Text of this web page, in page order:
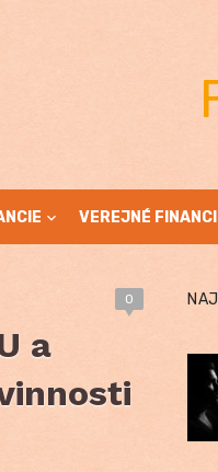
VEREJNÉ
0
a